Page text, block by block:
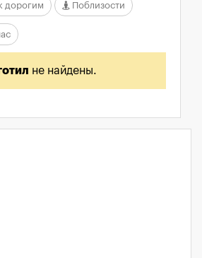
дорогим Поблизости
не найдены.